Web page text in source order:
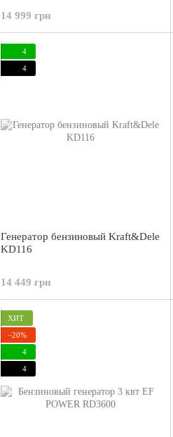
14 999 грн
4
4
Генератор бензиновый Kraft&Dele
KD116
14 449 грн
ХИТ
−20%
4
4